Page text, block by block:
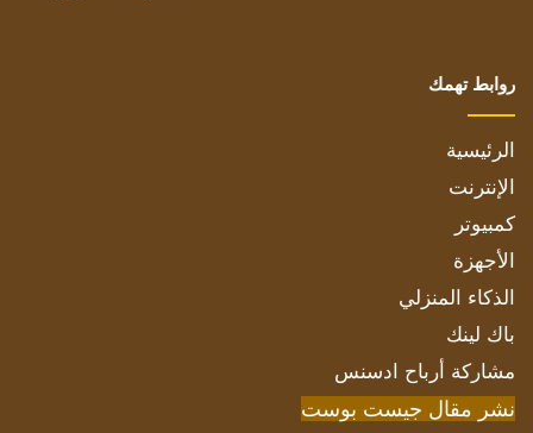
روابط تهمك
الرئيسية
الإنترنت
كمبيوتر
الأجهزة
الذكاء المنزلي
باك لينك
مشاركة أرباح ادسنس
نشر مقال جيست بوست